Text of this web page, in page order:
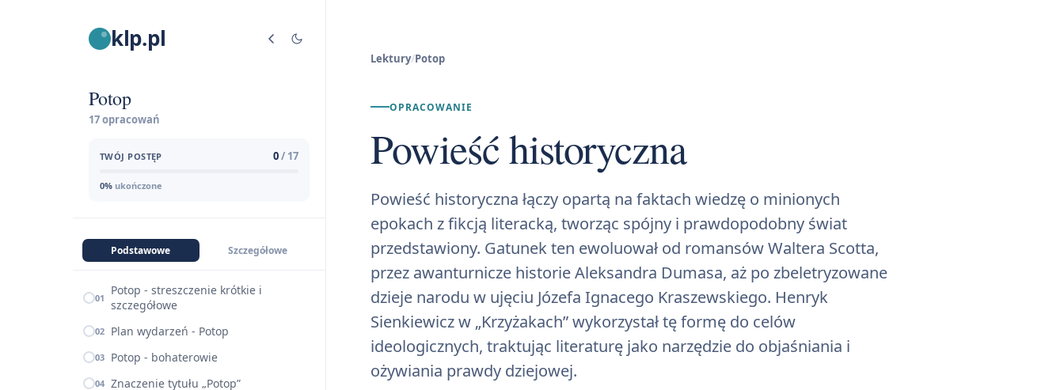
klp.pl
Potop
17 opracowań
TWÓJ POSTĘP 0/ 17
0% ukończone
Podstawowe Szczegółowe
01
Potop - streszczenie krótkie i
szczegółowe
02 Plan wydarzeń - Potop
03 Potop - bohaterowie
04 Znaczenie tytułu „Potop”
Lektury/Potop
OPRACOWANIE
Powieść historyczna
Powieść historyczna łączy opartą na faktach wiedzę o minionych
epokach z fikcją literacką, tworząc spójny i prawdopodobny świat
przedstawiony. Gatunek ten ewoluował od romansów Waltera Scotta,
przez awanturnicze historie Aleksandra Dumasa, aż po zbeletryzowane
dzieje narodu w ujęciu Józefa Ignacego Kraszewskiego. Henryk
Sienkiewicz w „Krzyżakach” wykorzystał tę formę do celów
ideologicznych, traktując literaturę jako narzędzie do objaśniania i
ożywiania prawdy dziejowej.